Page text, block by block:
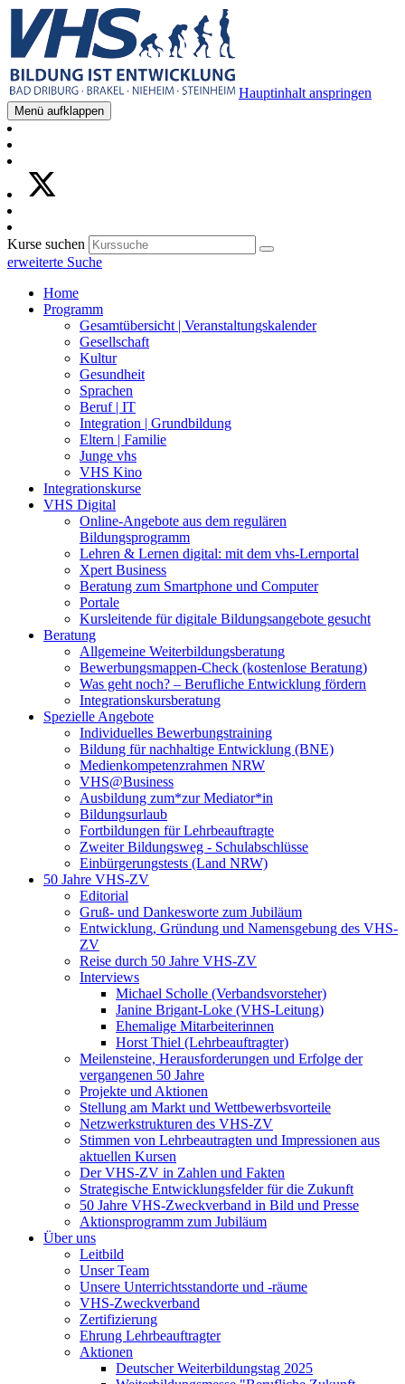
Hauptinhalt anspringen
Menü aufklappen
Kurse suchen
erweiterte Suche
Home
Programm
Gesamtübersicht | Veranstaltungskalender
Gesellschaft
Kultur
Gesundheit
Sprachen
Beruf | IT
Integration | Grundbildung
Eltern | Familie
Junge vhs
VHS Kino
Integrationskurse
VHS Digital
Online-Angebote aus dem regulären
Bildungsprogramm
Lehren & Lernen digital: mit dem vhs-Lernportal
Xpert Business
Beratung zum Smartphone und Computer
Portale
Kursleitende für digitale Bildungsangebote gesucht
Beratung
Allgemeine Weiterbildungsberatung
Bewerbungsmappen-Check (kostenlose Beratung)
Was geht noch? – Berufliche Entwicklung fördern
Integrationskursberatung
Spezielle Angebote
Individuelles Bewerbungstraining
Bildung für nachhaltige Entwicklung (BNE)
Medienkompetenzrahmen NRW
VHS@Business
Ausbildung zum*zur Mediator*in
Bildungsurlaub
Fortbildungen für Lehrbeauftragte
Zweiter Bildungsweg - Schulabschlüsse
Einbürgerungstests (Land NRW)
50 Jahre VHS-ZV
Editorial
Gruß- und Dankesworte zum Jubiläum
Entwicklung, Gründung und Namensgebung des VHS-
ZV
Reise durch 50 Jahre VHS-ZV
Interviews
Michael Scholle (Verbandsvorsteher)
Janine Brigant-Loke (VHS-Leitung)
Ehemalige Mitarbeiterinnen
Horst Thiel (Lehrbeauftragter)
Meilensteine, Herausforderungen und Erfolge der
vergangenen 50 Jahre
Projekte und Aktionen
Stellung am Markt und Wettbewerbsvorteile
Netzwerkstrukturen des VHS-ZV
Stimmen von Lehrbeautragten und Impressionen aus
aktuellen Kursen
Der VHS-ZV in Zahlen und Fakten
Strategische Entwicklungsfelder für die Zukunft
50 Jahre VHS-Zweckverband in Bild und Presse
Aktionsprogramm zum Jubiläum
Über uns
Leitbild
Unser Team
Unsere Unterrichtsstandorte und -räume
VHS-Zweckverband
Zertifizierung
Ehrung Lehrbeauftragter
Aktionen
Deutscher Weiterbildungstag 2025